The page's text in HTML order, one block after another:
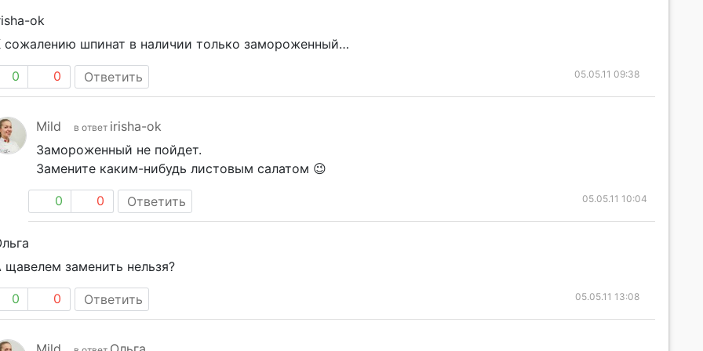
ok
сожалению шпинат в наличии только замороженный…
0 0 Ответить 05.05.11 09:38
Mild в ответ irisha-ok
Замороженный не пойдет.
Замените каким-нибудь листовым салатом 😉
0 0 Ответить 05.05.11 10:04
щавелем заменить нельзя?
0 0 Ответить 05.05.11 13:08